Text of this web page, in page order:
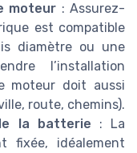
moteur : Assurez-
est compatible
diamètre ou une
l’installation
moteur doit aussi
route, chemins).
la batterie : La
fixée, idéalement